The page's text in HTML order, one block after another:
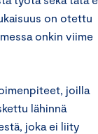
on otettu
onkin viime
joilla
lähinnä
joka ei liity